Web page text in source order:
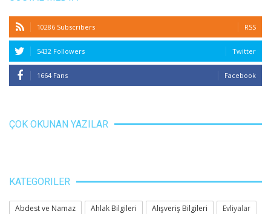
10286 Subscribers RSS
5432 Followers Twitter
1664 Fans Facebook
ÇOK OKUNAN YAZILAR
KATEGORILER
Abdest ve Namaz Ahlak Bilgileri Alışveriş Bilgileri
Evliyalar